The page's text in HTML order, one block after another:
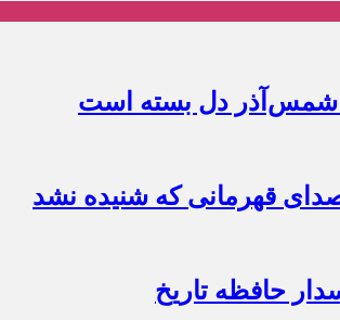
شمس‌آذر دل بسته است
صدای قهرمانی که شنیده نشد
حافظه تاریخ